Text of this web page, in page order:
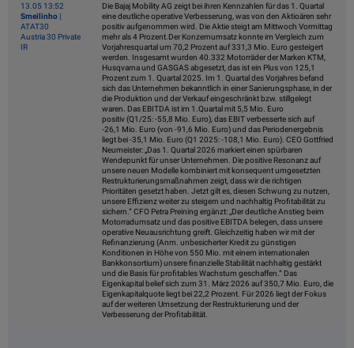
13.05 13:52
Smeilinho |
ATAT30
Austria 30 Private
IR
Die Bajaj Mobility AG zeigt bei ihren Kennzahlen für das 1. Quartal
eine deutliche operative Verbesserung, was von den Aktioären sehr
positiv aufgenommen wird. Die Aktie steigt am Mittwoch Vormittag
mehr als 4 Prozent.Der Konzernumsatz konnte im Vergleich zum
Vorjahresquartal um 70,2 Prozent auf 331,3 Mio. Euro gesteigert
werden. Insgesamt wurden 40.332 Motorräder der Marken KTM,
Husqvarna und GASGAS abgesetzt, das ist ein Plus von 125,1
Prozent zum 1. Quartal 2025. Im 1. Quartal des Vorjahres befand
sich das Unternehmen bekanntlich in einer Sanierungsphase, in der
die Produktion und der Verkauf eingeschränkt bzw. stillgelegt
waren. Das EBITDA ist im 1.Quartal mit 5,5 Mio. Euro
positiv (Q1/25: -55,8 Mio. Euro), das EBIT verbesserte sich auf
-26,1 Mio. Euro (von -91,6 Mio. Euro) und das Periodenergebnis
liegt bei -35,1 Mio. Euro (Q1 2025: -108,1 Mio. Euro). CEO Gottfried
Neumeister: „Das 1. Quartal 2026 markiert einen spürbaren
Wendepunkt für unser Unternehmen. Die positive Resonanz auf
unsere neuen Modelle kombiniert mit konsequent umgesetzten
Restrukturierungsmaßnahmen zeigt, dass wir die richtigen
Prioritäten gesetzt haben. Jetzt gilt es, diesen Schwung zu nutzen,
unsere Effizienz weiter zu steigern und nachhaltig Profitabilität zu
sichern.“ CFO Petra Preining ergänzt: „Der deutliche Anstieg beim
Motorradumsatz und das positive EBITDA belegen, dass unsere
operative Neuausrichtung greift. Gleichzeitig haben wir mit der
Refinanzierung (Anm. unbesicherter Kredit zu günstigen
Konditionen in Höhe von 550 Mio. mit einem internationalen
Bankkonsortium) unsere finanzielle Stabilität nachhaltig gestärkt
und die Basis für profitables Wachstum geschaffen.“ Das
Eigenkapital belief sich zum 31. März 2026 auf 350,7 Mio. Euro, die
Eigenkapitalquote liegt bei 22,2 Prozent. Für 2026 liegt der Fokus
auf der weiteren Umsetzung der Restrukturierung und der
Verbesserung der Profitabilität.